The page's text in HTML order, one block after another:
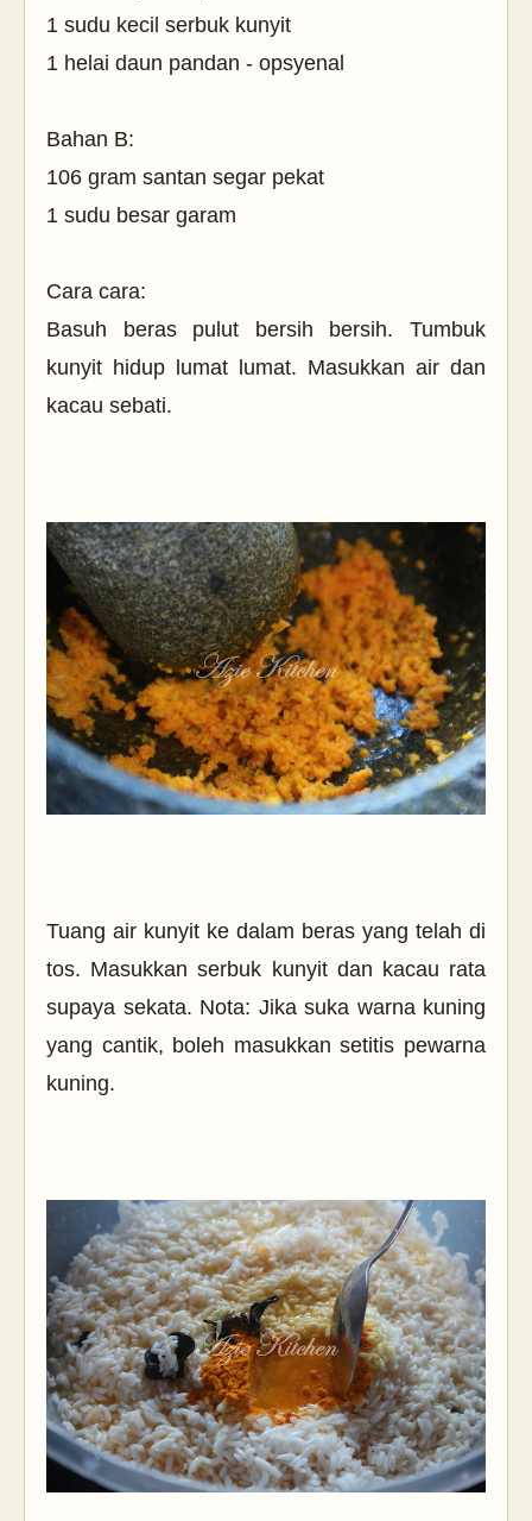
1 sudu kecil serbuk kunyit
1 helai daun pandan - opsyenal
Bahan B:
106 gram santan segar pekat
1 sudu besar garam
Cara cara:
Basuh beras pulut bersih bersih. Tumbuk
kunyit hidup lumat lumat. Masukkan air dan
kacau sebati.
Tuang air kunyit ke dalam beras yang telah di
tos. Masukkan serbuk kunyit dan kacau rata
supaya sekata. Nota: Jika suka warna kuning
yang cantik, boleh masukkan setitis pewarna
kuning.